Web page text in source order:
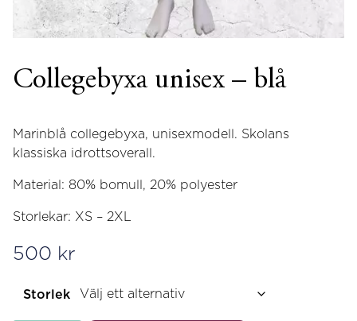
Collegebyxa unisex – blå
Marinblå collegebyxa, unisexmodell. Skolans
klassiska idrottsoverall.
Material: 80% bomull, 20% polyester
Storlekar: XS – 2XL
500 kr
Storlek